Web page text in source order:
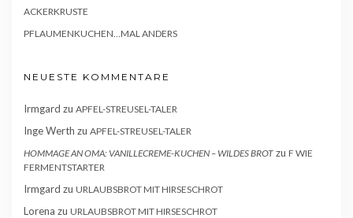
ACKERKRUSTE
PFLAUMENKUCHEN…MAL ANDERS
NEUESTE KOMMENTARE
Irmgard zu APFEL-STREUSEL-TALER
Inge Werth zu APFEL-STREUSEL-TALER
HOMMAGE AN OMA: VANILLECREME-KUCHEN – WILDES BROT zu F WIE
FERMENTSTARTER
Irmgard zu URLAUBSBROT MIT HIRSESCHROT
Lorena zu URLAUBSBROT MIT HIRSESCHROT